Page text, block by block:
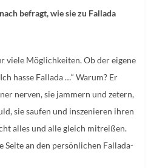
befragt, wie sie zu Fallada
viele Möglichkeiten. Ob der eigene
hasse Fallada …“ Warum? Er
nerven, sie jammern und zetern,
sie saufen und inszenieren ihren
alles und alle gleich mitreißen.
Seite an den persönlichen Fallada-